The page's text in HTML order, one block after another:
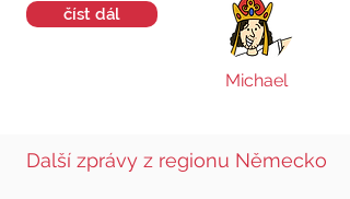
číst dál
Michael
Další zprávy z regionu Německo